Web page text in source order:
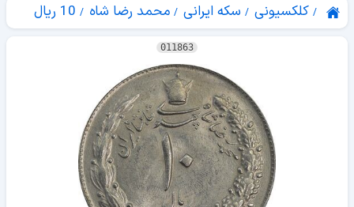
کلکسیونی سکه ایرانی محمد رضا شاه 10 ریال
011863